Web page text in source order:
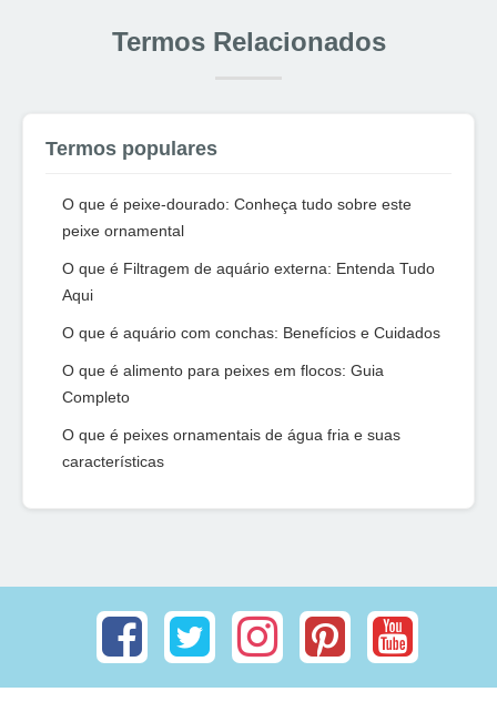
Termos Relacionados
Termos populares
O que é peixe-dourado: Conheça tudo sobre este
peixe ornamental
O que é Filtragem de aquário externa: Entenda Tudo
Aqui
O que é aquário com conchas: Benefícios e Cuidados
O que é alimento para peixes em flocos: Guia
Completo
O que é peixes ornamentais de água fria e suas
características